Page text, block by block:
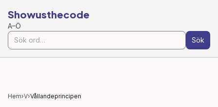
Showusthecode
A–Ö
Sök
Hem›V›Vållandeprincipen